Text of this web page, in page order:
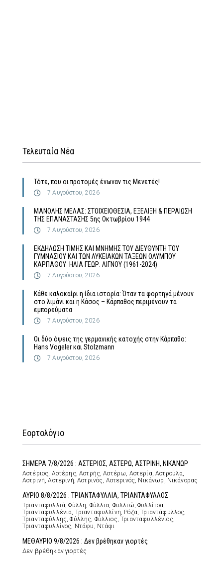
Τελευταία Νέα
Τότε, που οι προτομές ένωναν τις Μενετές!
7 Αυγούστου, 2026
MΑΝΟΛΗΣ ΜΕΛΑΣ: ΣΤΟΙΧΕΙΟΘΕΣΙΑ, ΕΞΕΛΙΞΗ & ΠΕΡΑΙΩΣΗ
ΤΗΣ ΕΠΑΝΑΣΤΑΣΗΣ 5ης Οκτωβρίου 1944
7 Αυγούστου, 2026
ΕΚΔΗΛΩΣΗ ΤΙΜΗΣ ΚΑΙ ΜΝΗΜΗΣ ΤΟΥ ΔΙΕΥΘΥΝΤΗ ΤΟΥ
ΓΥΜΝΑΣΙΟΥ ΚΑΙ ΤΩΝ ΛΥΚΕΙΑΚΩΝ ΤΑΞΕΩΝ ΟΛΥΜΠΟΥ
ΚΑΡΠΑΘΟΥ ΗΛΙΑ ΓΕΩΡ. ΛΙΓΝΟΥ (1961-2024)
7 Αυγούστου, 2026
Κάθε καλοκαίρι η ίδια ιστορία: Όταν τα φορτηγά μένουν
στο λιμάνι και η Κάσος – Κάρπαθος περιμένουν τα
εμπορεύματα
7 Αυγούστου, 2026
Οι δύο όψεις της γερμανικής κατοχής στην Κάρπαθο:
Hans Vogeler και Stolzmann
7 Αυγούστου, 2026
Εορτολόγιο
ΣΗΜΕΡΑ 7/8/2026 : ΑΣΤΕΡΙΟΣ, ΑΣΤΕΡΩ, ΑΣΤΡΙΝΗ, ΝΙΚΑΝΩΡ
Αστέριος, Αστέρης, Αστρής, Αστέρω, Αστερία, Αστρούλα,
Αστρινή, Αστερινή, Αστρινός, Αστερινός, Νικάνωρ, Νικάνορας
ΑΥΡΙΟ 8/8/2026 : ΤΡΙΑΝΤΑΦΥΛΛΙΑ, ΤΡΙΑΝΤΑΦΥΛΛΟΣ
Τριανταφυλλιά, Φύλλη, Φύλλια, Φυλλιώ, Φυλλίτσα,
Τριανταφυλλένια, Τριανταφυλλίνη, Ρόζα, Τριαντάφυλλος,
Τριανταφύλλης, Φύλλης, Φύλλιος, Τριανταφυλλένιος,
Τριανταφυλλίνος, Ντάφυ, Ντάφι
ΜΕΘΑΥΡΙΟ 9/8/2026 : Δεν βρέθηκαν γιορτές
Δεν βρέθηκαν γιορτές